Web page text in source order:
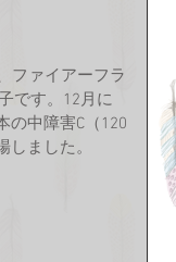
ファイアーフラ
です。12月に
の中障害C（120
しました。